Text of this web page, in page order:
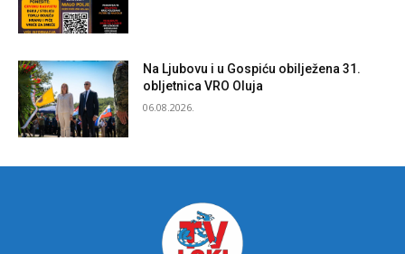
Na Ljubovu i u Gospiću obilježena 31.
obljetnica VRO Oluja
06.08.2026.